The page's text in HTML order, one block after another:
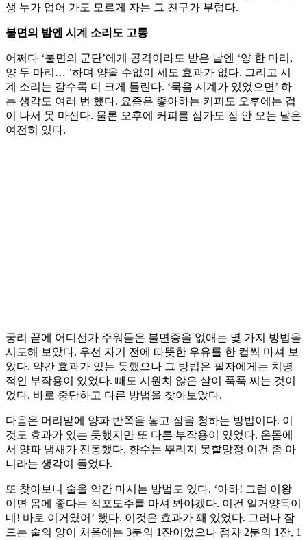
생 누가 업어 가도 모르게 자는 그 친구가 부럽다.
불면의 밤엔 시계 소리도 고통
어쩌다 ‘불면의 군단’에게 공격이라도 받은 날엔 ‘양 한 마리,
양 두 마리… ’하며 양을 수없이 세도 효과가 없다. 그리고 시
계 소리는 갈수록 더 크게 들린다. ‘묵음 시계가 있었으면’ 하
는 생각도 여러 번 했다. 요즘은 좋아하는 커피도 오후에는 겁
이 나서 못 마신다. 물론 오후에 커피를 삼가도 잠 안 오는 날은
여전히 있다.
궁리 끝에 어디선가 주워들은 불면증을 없애는 몇 가지 방법을
시도해 보았다. 우선 자기 전에 따뜻한 우유를 한 컵씩 마셔 보
았다. 약간 효과가 있는 듯했으나 그 방법은 필자에게는 치명
적인 부작용이 있었다. 빼도 시원치 않은 살이 푹푹 찌는 것이
었다. 바로 중단하고 다른 방법을 찾아보았다.
다음은 머리맡에 양파 반쪽을 놓고 잠을 청하는 방법이다. 이
것도 효과가 있는 듯했지만 또 다른 부작용이 있었다. 온몸에
서 양파 냄새가 진동했다. 향수는 뿌리지 못할망정 이건 좀 아
니라는 생각이 들었다.
또 찾아보니 술을 약간 마시는 방법도 있다. ‘아하! 그럼 이왕
이면 몸에 좋다는 적포도주를 마셔 봐야겠다. 이건 일거양득이
네! 바로 이거였어’ 했다. 이것은 효과가 꽤 있었다. 그러나 잠
드는 술의 양이 처음에는 3분의 1잔이었으나 점차 2분의 1잔, 1